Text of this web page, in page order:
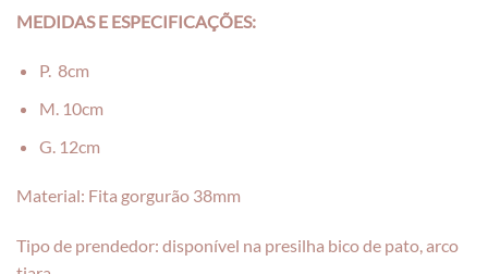
MEDIDAS E ESPECIFICAÇÕES:
P. 8cm
M. 10cm
G. 12cm
Material: Fita gorgurão 38mm
Tipo de prendedor: disponível na presilha bico de pato, arco